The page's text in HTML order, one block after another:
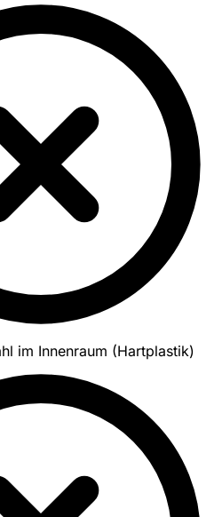
im Innenraum (Hartplastik)